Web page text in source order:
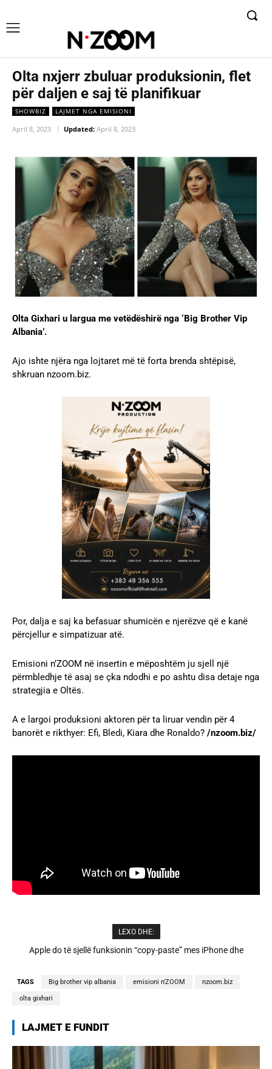
Olta nxjerr zbuluar produksionin, flet
për daljen e saj të planifikuar
SHOWBIZ LAJMET NGA EMISIONI
April 8, 2023 Updated: April 8, 2023
Olta Gixhari u largua me vetëdëshirë nga ‘Big Brother Vip
Albania’.
Ajo ishte njëra nga lojtaret më të forta brenda shtëpisë,
shkruan nzoom.biz.
Por, dalja e saj ka befasuar shumicën e njerëzve që e kanë
përcjellur e simpatizuar atë.
Emisioni n’ZOOM në insertin e mëposhtëm ju sjell një
përmbledhje të asaj se çka ndodhi e po ashtu disa detaje nga
strategjia e Oltës.
A e largoi produksioni aktoren për ta liruar vendin për 4
banorët e rikthyer: Efi, Bledi, Kiara dhe Ronaldo? /nzoom.biz/
LEXO DHE:
Cristiano Ronaldo dhe Georgina martohen këtë të shtunë,
TAGS Big brother vip albania emisioni n'ZOOM nzoom.biz
olta gixhari
LAJMET E FUNDIT